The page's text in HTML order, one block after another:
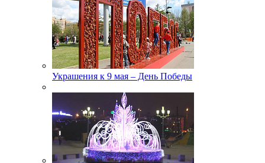
Украшения к 9 мая – День Победы